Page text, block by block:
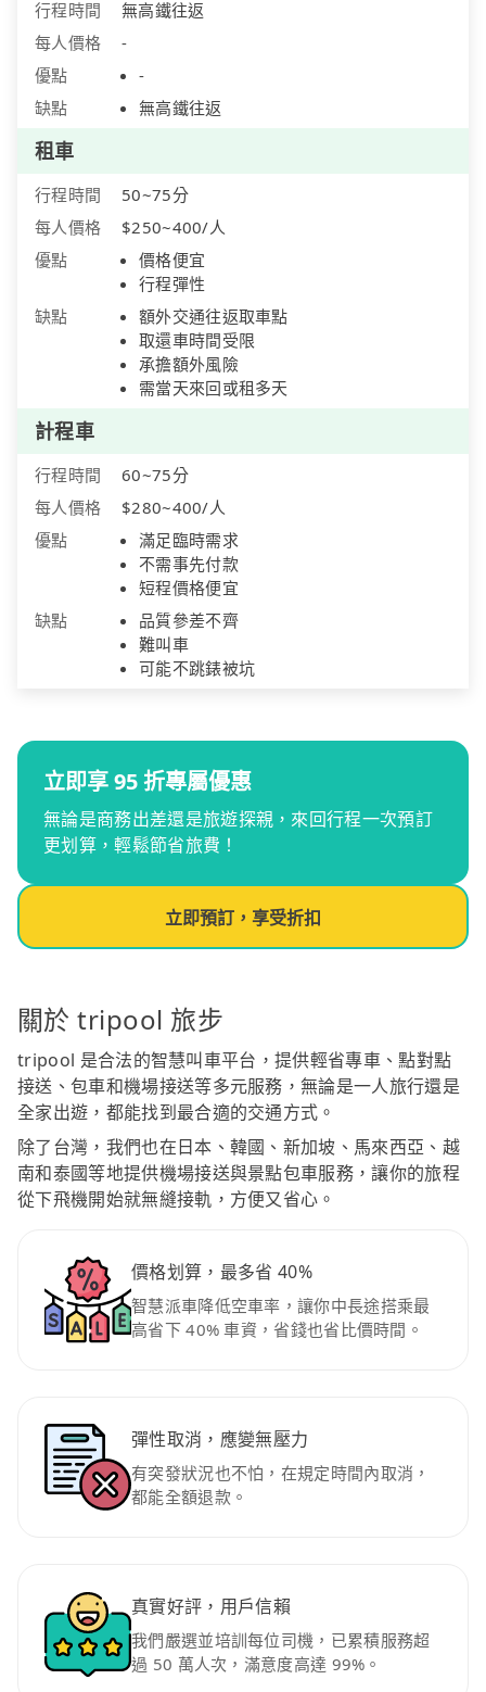
行程時間
無高鐵往返
每人價格
-
優點
-
缺點
無高鐵往返
租車
行程時間
50~75分
每人價格
$250~400/人
優點
價格便宜
行程彈性
缺點
額外交通往返取車點
取還車時間受限
承擔額外風險
需當天來回或租多天
計程車
行程時間
60~75分
每人價格
$280~400/人
優點
滿足臨時需求
不需事先付款
短程價格便宜
缺點
品質參差不齊
難叫車
可能不跳錶被坑
立即享 95 折專屬優惠
無論是商務出差還是旅遊探親，來回行程一次預訂
更划算，輕鬆節省旅費！
立即預訂，享受折扣
關於 tripool 旅步
tripool 是合法的智慧叫車平台，提供輕省專車、點對點
接送、包車和機場接送等多元服務，無論是一人旅行還是
全家出遊，都能找到最合適的交通方式。
除了台灣，我們也在日本、韓國、新加坡、馬來西亞、越
南和泰國等地提供機場接送與景點包車服務，讓你的旅程
從下飛機開始就無縫接軌，方便又省心。
價格划算，最多省 40%
智慧派車降低空車率，讓你中長途搭乘最
高省下 40% 車資，省錢也省比價時間。
彈性取消，應變無壓力
有突發狀況也不怕，在規定時間內取消，
都能全額退款。
真實好評，用戶信賴
我們嚴選並培訓每位司機，已累積服務超
過 50 萬人次，滿意度高達 99%。